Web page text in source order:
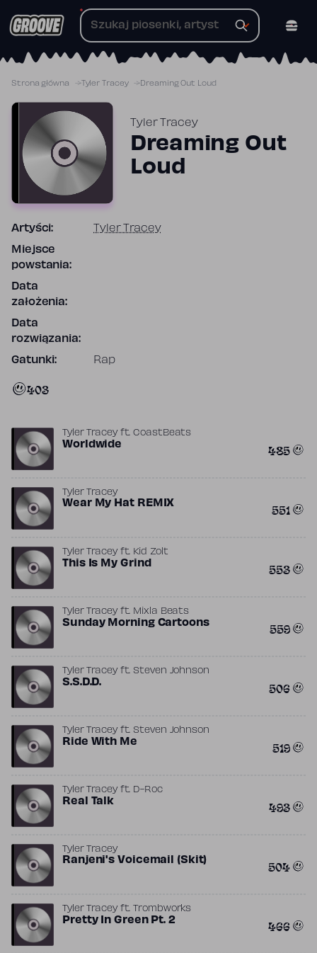
do
Strona główna Tyler Tracey Dreaming Out Loud
Tyler Tracey
Dreaming Out
Loud
Artyści: Tyler Tracey
Miejsce
powstania:
Data
założenia:
Data
rozwiązania:
Gatunki: Rap
403
Tyler Traceyft.CoastBeats
Worldwide 485
Tyler Tracey
Wear My Hat REMIX 551
Tyler Traceyft. Kid Zolt
This Is My Grind 553
Tyler Traceyft. Mixla Beats
Sunday Morning Cartoons 559
Tyler Traceyft. Steven Johnson
S.S.D.D. 506
Tyler Traceyft. Steven Johnson
Ride With Me 519
Tyler Traceyft. D-Roc
Real Talk 493
Tyler Tracey
Ranjeni's Voicemail (Skit) 504
Tyler Traceyft. Trombworks
Pretty In Green Pt. 2 466